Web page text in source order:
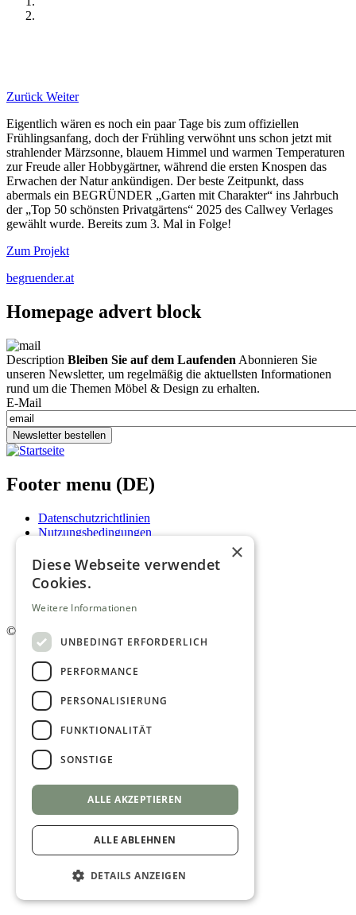
Zurück Weiter
Eigentlich wären es noch ein paar Tage bis zum offiziellen
Frühlingsanfang, doch der Frühling verwöhnt uns schon jetzt mit
strahlender Märzsonne, blauem Himmel und warmen Temperaturen
zur Freude aller Hobbygärtner, während die ersten Knospen das
Erwachen der Natur ankündigen. Der beste Zeitpunkt, dass
abermals ein BEGRÜNDER „Garten mit Charakter“ ins Jahrbuch
der „Top 50 schönsten Privatgärtens“ 2025 des Callwey Verlages
gewählt wurde. Bereits zum 3. Mal in Folge!
Zum Projekt
begruender.at
Homepage advert block
Description Bleiben Sie auf dem Laufenden Abonnieren Sie
unseren Newsletter, um regelmäßig die aktuellsten Informationen
rund um die Themen Möbel & Design zu erhalten.
E-Mail
Newsletter bestellen
Footer menu (DE)
Datenschutzrichtlinien
Nutzungsbedingungen
Impressum
Mediadaten
AGB
Newsletter
© 2026. Alle Rechte vorbehalten.
×
Diese Webseite verwendet
Cookies.
Weitere Informationen
UNBEDINGT ERFORDERLICH
PERFORMANCE
PERSONALISIERUNG
FUNKTIONALITÄT
SONSTIGE
ALLE AKZEPTIEREN
ALLE ABLEHNEN
DETAILS ANZEIGEN